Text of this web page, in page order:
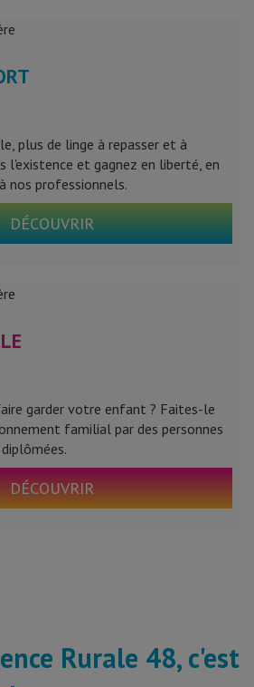
plus de linge à repasser et à
l'existence et gagnez en liberté, en
nos professionnels.
DÉCOUVRIR
garder votre enfant ? Faites-le
familial par des personnes
DÉCOUVRIR
Rurale 48, c'est